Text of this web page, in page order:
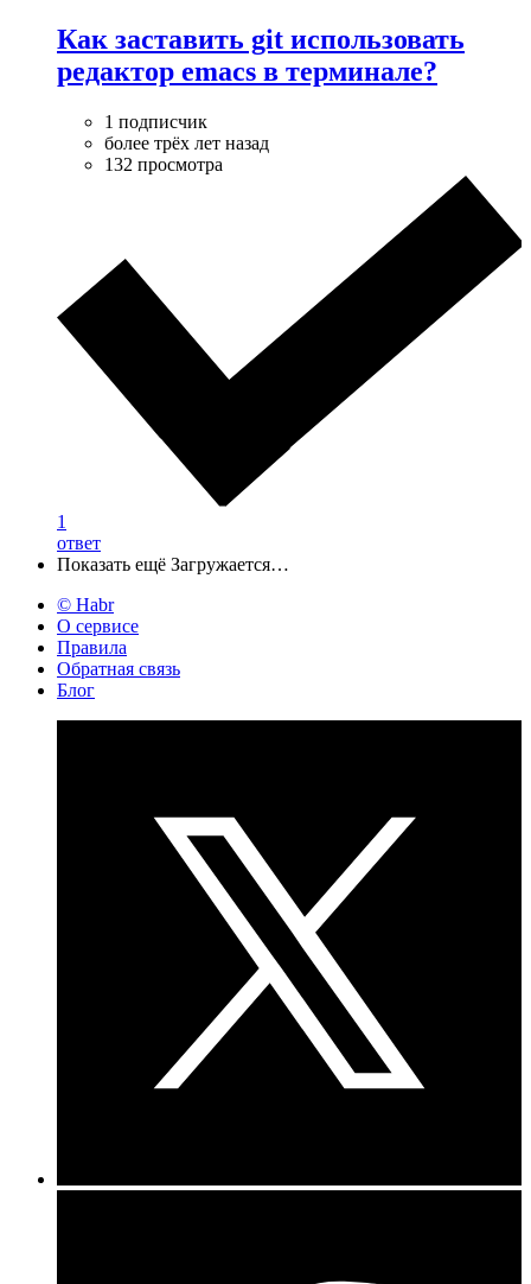
Как заставить git использовать
редактор emacs в терминале?
1 подписчик
более трёх лет назад
132 просмотра
1
ответ
Показать ещё Загружается…
© Habr
О сервисе
Правила
Обратная связь
Блог